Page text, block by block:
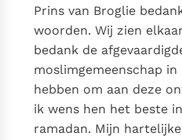
Prins van Broglie
woorden. Wij zien
bedank de
moslimgemeenschap
hebben om aan deze
ik wens hen het beste
ramadan. Mijn